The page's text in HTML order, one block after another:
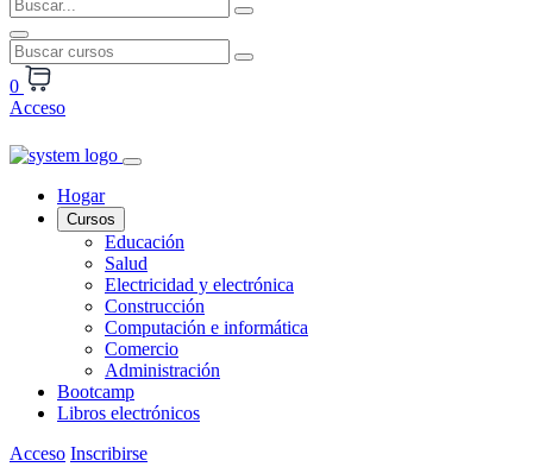
0
Acceso
Hogar
Cursos
Educación
Salud
Electricidad y electrónica
Construcción
Computación e informática
Comercio
Administración
Bootcamp
Libros electrónicos
Acceso Inscribirse